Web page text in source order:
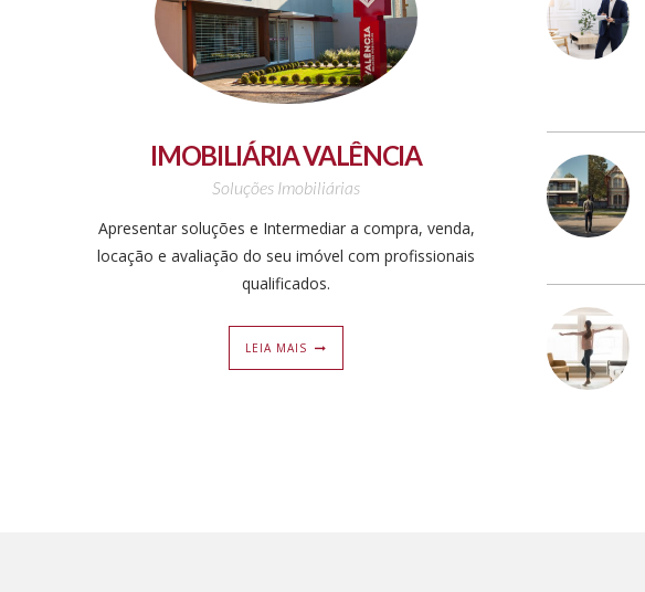
IMOBILIÁRIA VALÊNCIA
Soluções Imobiliárias
Apresentar soluções e Intermediar a compra, venda,
locação e avaliação do seu imóvel com profissionais
qualificados.
LEIA MAIS